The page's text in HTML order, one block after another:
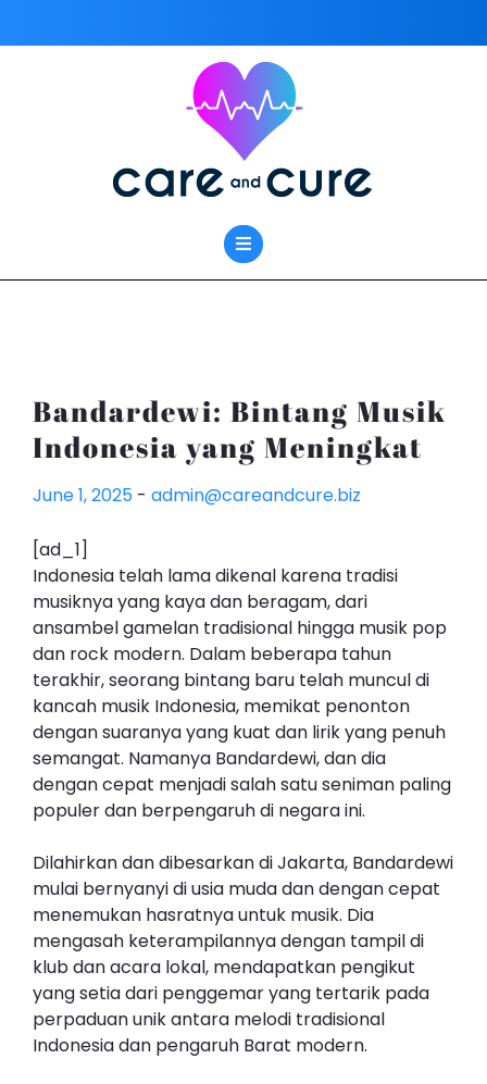
Bandardewi: Bintang Musik
Indonesia yang Meningkat
June 1, 2025 - admin@careandcure.biz
[ad_1]
Indonesia telah lama dikenal karena tradisi
musiknya yang kaya dan beragam, dari
ansambel gamelan tradisional hingga musik pop
dan rock modern. Dalam beberapa tahun
terakhir, seorang bintang baru telah muncul di
kancah musik Indonesia, memikat penonton
dengan suaranya yang kuat dan lirik yang penuh
semangat. Namanya Bandardewi, dan dia
dengan cepat menjadi salah satu seniman paling
populer dan berpengaruh di negara ini.
Dilahirkan dan dibesarkan di Jakarta, Bandardewi
mulai bernyanyi di usia muda dan dengan cepat
menemukan hasratnya untuk musik. Dia
mengasah keterampilannya dengan tampil di
klub dan acara lokal, mendapatkan pengikut
yang setia dari penggemar yang tertarik pada
perpaduan unik antara melodi tradisional
Indonesia dan pengaruh Barat modern.